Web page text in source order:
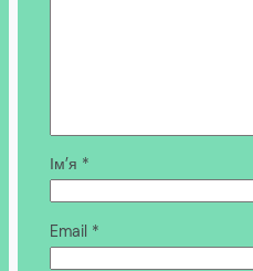
Ім’я *
Email *